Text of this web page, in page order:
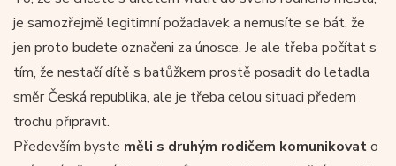
je samozřejmě legitimní požadavek a nemusíte se bát, že
jen proto budete označeni za únosce. Je ale třeba počítat s
tím, že nestačí dítě s batůžkem prostě posadit do letadla
směr Česká republika, ale je třeba celou situaci předem
trochu připravit.
Především byste měli s druhým rodičem komunikovato